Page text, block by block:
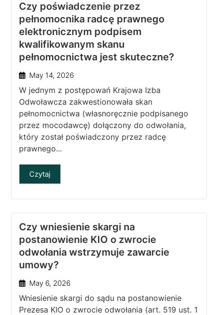
Czy poświadczenie przez
pełnomocnika radcę prawnego
elektronicznym podpisem
kwalifikowanym skanu
pełnomocnictwa jest skuteczne?
May 14, 2026
W jednym z postępowań Krajowa Izba
Odwoławcza zakwestionowała skan
pełnomocnictwa (własnoręcznie podpisanego
przez mocodawcę) dołączony do odwołania,
który został poświadczony przez radcę
prawnego...
Czytaj
Czy wniesienie skargi na
postanowienie KIO o zwrocie
odwołania wstrzymuje zawarcie
umowy?
May 6, 2026
Wniesienie skargi do sądu na postanowienie
Prezesa KIO o zwrocie odwołania (art. 519 ust. 1